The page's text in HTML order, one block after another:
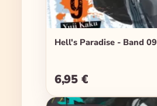
Hell's Paradise - Band 09
Regulärer Preis:
6,95 €